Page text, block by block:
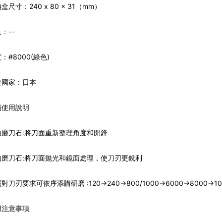
盒尺寸：240 x 80 x 31（mm）
：--
：#8000(綠色)
家：日本
用說明
刀石:將刀面重新整理角度和開鋒
刀石:將刀面拋光和鏡面處理，使刀刃更銳利
對刀刃要求可依序添購研磨 :120->240->800/1000->6000->8000-
意事項